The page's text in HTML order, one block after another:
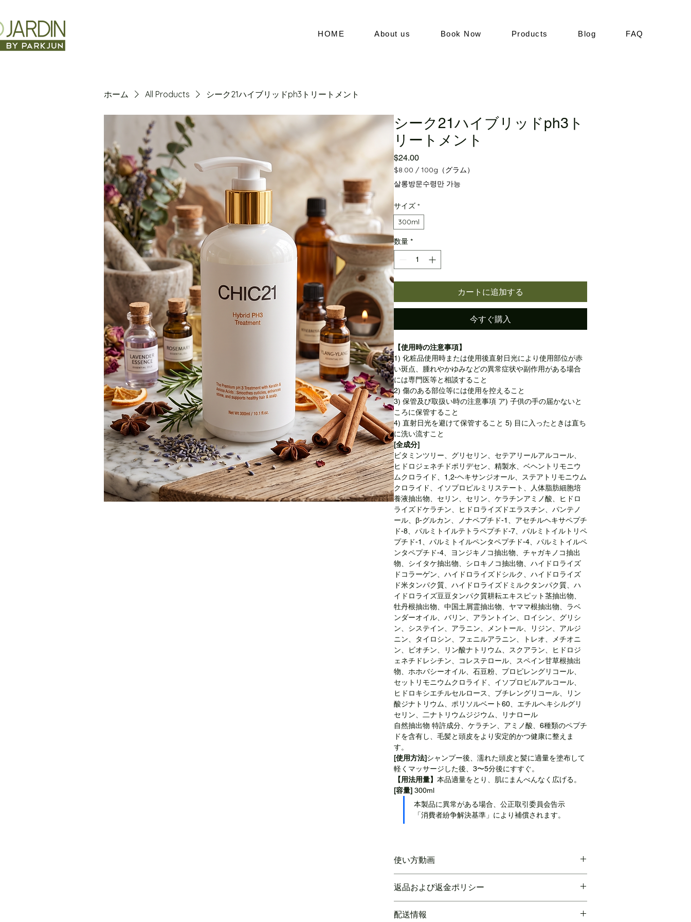
HOME About us Book Now Products Blog FAQ
ホーム All Products シーク21ハイブリッドph3トリートメント
シーク21ハイブリッドph3ト
リートメント
$24.00価格
$8.00 / 100g（グラム）
100g
ご
に
$8.00
살롱방문수령만 가능
サイズ *
300ml
数量 *
カートに追加する
今すぐ購入
【使用時の注意事項】
1) 化粧品使用時または使用後直射日光により使用部位が赤
い斑点、腫れやかゆみなどの異常症状や副作用がある場合
には専門医等と相談すること
2) 傷のある部位等には使用を控えること
3) 保管及び取扱い時の注意事項 ア) 子供の手の届かないと
ころに保管すること
4) 直射日光を避けて保管すること 5) 目に入ったときは直ち
に洗い流すこと
[全成分]
ビタミンツリー、グリセリン、セテアリールアルコール、
ヒドロジェネチドポリデセン、精製水、ベヘントリモニウ
ムクロライド、1,2-ヘキサンジオール、ステアトリモニウム
クロライド、イソプロピルミリステート、人体脂肪細胞培
養液抽出物、セリン、セリン、ケラチンアミノ酸、ヒドロ
ライズドケラチン、ヒドロライズドエラスチン、パンテノ
ール、β-グルカン、ノナペプチド-1、アセチルヘキサペプチ
ド-8、パルミトイルテトラペプチド-7、パルミトイルトリペ
プチド-1、パルミトイルペンタペプチド-4、パルミトイルペ
ンタペプチド-4、ヨンジキノコ抽出物、チャガキノコ抽出
物、シイタケ抽出物、シロキノコ抽出物、ハイドロライズ
ドコラーゲン、ハイドロライズドシルク、ハイドロライズ
ド米タンパク質、ハイドロライズドミルクタンパク質、ハ
イドロライズ豆豆タンパク質耕耘エキスピット茎抽出物、
牡丹根抽出物、中国土屑霊抽出物、ヤママ根抽出物、ラベ
ンダーオイル、バリン、アラントイン、ロイシン、グリシ
ン、システイン、アラニン、メントール、リジン、アルジ
ニン、タイロシン、フェニルアラニン、トレオ、メチオニ
ン、ビオチン、リン酸ナトリウム、スクアラン、ヒドロジ
ェネチドレシチン、コレステロール、スペイン甘草根抽出
物、ホホバシーオイル、石豆粉、プロピレングリコール、
セットリモニウムクロライド、イソプロピルアルコール、
ヒドロキシエチルセルロース、ブチレングリコール、リン
酸ジナトリウム、ポリソルベート60、エチルヘキシルグリ
セリン、二ナトリウムジジウム、リナロール
自然抽出物 特許成分、ケラチン、アミノ酸、6種類のペプチ
ドを含有し、毛髪と頭皮をより安定的かつ健康に整えま
す。
[使用方法]シャンプー後、濡れた頭皮と髪に適量を塗布して
軽くマッサージした後、3〜5分後にすすぐ。
【用法用量】 本品適量をとり、肌にまんべんなく広げる。
[容量] 300ml
本製品に異常がある場合、公正取引委員会告示
「消費者紛争解決基準」により補償されます。
使い方動画
si=VGK2HLWTrnYWR-62
返品および返金ポリシー
配送情報